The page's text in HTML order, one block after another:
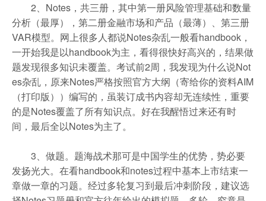
2、Notes，共三册，其中第一册风险管理基础和数量
分析（最厚），第二册金融市场和产品（最薄）、第三册
VAR模型。网上很多人都说Notes杂乱一般看handbook，
一开始我是以handbook为主，看得很快好高兴的，结果做
题发现很多知识未覆盖。考试前2周，我发现为什么说Not
es杂乱，原来Notes严格按照官方大纲（寄给你的资料AIM
（打印版））编写的，虽装订成书内容却无连续性，重要
的是Notes覆盖了所有知识点。好在我醒悟过来还有时
间，最后全以Notes为主了。
3、做题。题海战术那可是中国学生的优势，势必要
发扬光大。在看handbook和notes过程中基本上市结束一
章做一章的习题。经过多轮复习到最后冲刺阶段，建议选